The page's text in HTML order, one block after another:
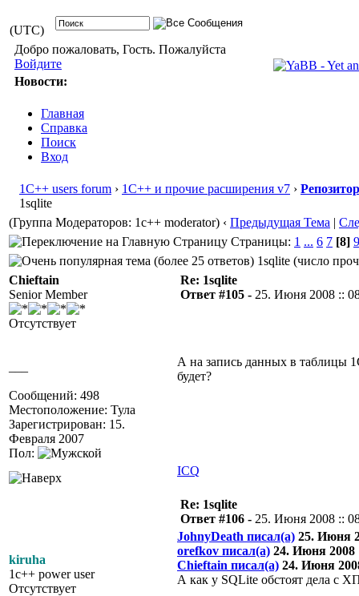
(UTC)
Добро пожаловать, Гость. Пожалуйста
Войдите
Новости:
Главная
Справка
Поиск
Вход
1С++ users forum › 1С++ и прочие расширения v7 ›
1sqlite
(Группа Модераторов: 1c++ moderator) ‹ Предыдущая Тема |
Страницы: 1 ... 6 7 [8] 9
1sqlite (число
Chieftain
Senior Member
Отсутствует
Сообщений: 498
Местоположение: Тула
Зарегистрирован: 15.
Февраля 2007
Пол:
Re: 1sqlite
Ответ #105 - 25. Июня 2008 ::
А на запись данных в таблицы
будет?
ICQ
kiruha
1c++ power user
Отсутствует
Re: 1sqlite
Ответ #106 - 25. Июня 2008 ::
JohnyDeath писал(а) 25. Июня
orefkov писал(а) 24. Июня 2008
Chieftain писал(а) 24. Июня
А как у SQLite обстоят дела с